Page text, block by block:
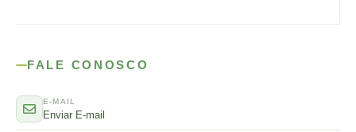
FALE CONOSCO
E-MAIL
Enviar E-mail